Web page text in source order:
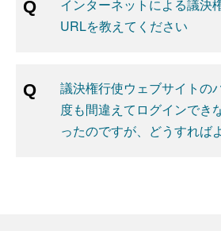
インターネットによる議決
URLを教えてください
議決権行使ウェブサイトの
度も間違えてログインでき
ったのですが、どうすれば